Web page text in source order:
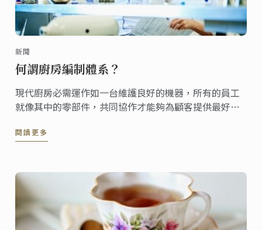
新聞
何謂廚房編制體系？
現代廚房必需運作如一台維護良好的機器，所有的員工
就像其中的零部件，共同協作才能夠為顧客提供最好的
閱讀更多